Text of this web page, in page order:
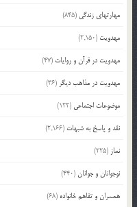
مهارتهای زندگی (845)
مهدویت (2,150)
مهدویت در قرآن و روایات (47)
مهدویت در مذاهب دیگر (36)
موضوعات اجتماعی (122)
نقد و پاسخ به شبهات (2,166)
نماز (225)
نوجوانان و جوانان(440)
همسران و تفاهم خانواده (68)